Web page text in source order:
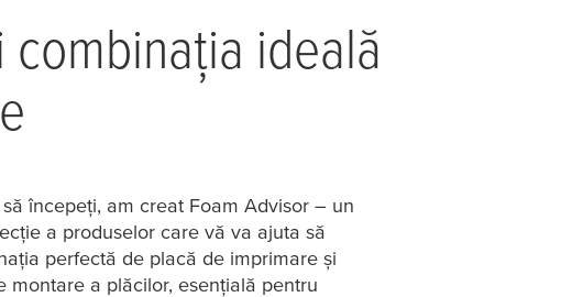
ideală
începeți, am creat Foam Advisor – un
a produselor care vă va ajuta să
perfectă de placă de imprimare și
montare a plăcilor, esențială pentru